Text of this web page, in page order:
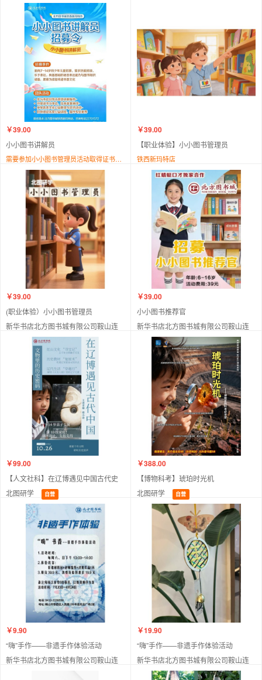
￥39.00
小小图书讲解员
需要参加小小图书管理员活动取得证书后才能报名！
北方图书城铁西新玛特店
￥39.00
【职业体验】小小图书管理员
铁西新玛特店
北方图书城铁西新玛特店 自营
￥39.00
(职业体验）小小图书管理员
新华书店北方图书城有限公司鞍山连
自营
￥39.00
小小图书推荐官
新华书店北方图书城有限公司鞍山连
自营
￥99.00
【人文社科】在辽博遇见中国古代史
北图研学
自营
￥388.00
【博物科考】琥珀时光机
北图研学
自营
￥9.90
“嗨”手作——非遗手作体验活动
新华书店北方图书城有限公司鞍山连
￥19.90
“嗨”手作——非遗手作体验活动
新华书店北方图书城有限公司鞍山连
自营